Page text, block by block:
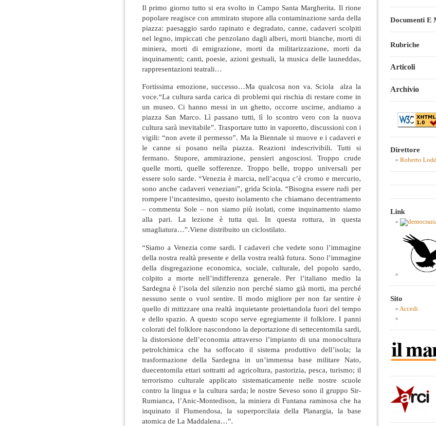
Il primo giorno tutto si era svolto in Campo Santa Margherita. Il rione
popolare reagisce con ammirato stupore alla contaminazione sarda della
piazza: paesaggio sardo rapinato e degradato, canne, cadaveri scolpiti
nel legno, impiccati che penzolano dagli alberi, morti bianche, morti di
miniera, morti di emigrazione, morti da militarizzazione, morti da
inquinamenti; canti, poesie, azioni gestuali, la musica delle launeddas,
rappresentazioni teatrali…
Fortissima emozione, successo…Ma qualcosa non va. Sciola alza la
voce.“La cultura sarda carica di problemi qui rischia di restare come in
un museo. Ci hanno messi in un ghetto, occorre uscirne, andiamo a
piazza San Marco. Lì passano tutti, lì lo scontro vero con la nuova
cultura sarà inevitabile”. Trasportare tutto in vaporetto, discussioni con i
vigili: “non avete il permesso”. Ma la Biennale si muove e i cadaveri e
le canne si posano nella piazza. Reazioni indescrivibili. Tutti si
fermano. Stupore, ammirazione, pensieri angosciosi. Troppo crude
quelle morti, quelle sofferenze. Troppo belle, troppo universali per
essere solo sarde. “Venezia è marcia, nell’acqua c’è cromo e mercurio,
sono anche cadaveri veneziani”, grida Sciola. “Bisogna essere rudi per
rompere l’incantesimo, questo isolamento che chiamano decentramento
– commenta Sole – non siamo più isolati, come inquinamento siamo
alla pari. La lezione è tutta qui. In questa rottura, in questa
smagliatura…”.Viene distribuito un ciclostilato.
“Siamo a Venezia come sardi. I cadaveri che vedete sono l’immagine
della nostra realtà presente e della vostra realtà futura. Sono l’immagine
della disgregazione economica, sociale, culturale, del popolo sardo,
colpito a morte nell’indifferenza generale. Per l’italiano medio la
Sardegna è l’isola del silenzio non perché siamo già morti, ma perché
nessuno sente o vuol sentire. Il modo migliore per non far sentire è
quello di mitizzare una realtà inquietante proiettandola fuori del tempo
e dello spazio. A questo scopo serve egregiamente il folklore. I panni
colorati del folklore nascondono la deportazione di settecentomila sardi,
la distorsione dell’economia attraverso l’impianto di una monocultura
petrolchimica che ha soffocato il sistema produttivo dell’isola; la
trasformazione della Sardegna in un’immensa base militare Nato,
duecentomila ettari sottratti ad agricoltura, pastorizia, pesca, turismo; il
terrorismo culturale applicato sistematicamente nelle nostre scuole
contro la lingua e la cultura sarda; le nostre Seveso sono il gruppo Sir-
Rumianca, l’Anic-Montedison, la miniera di Funtana raminosa che ha
inquinato il Flumendosa, la superporcilaia della Planargia, la base
atomica de La Maddalena…”.
Documenti E
Rubriche
Articoli
Archivio
Direttore
Roberto
Link
Sito
Accedi